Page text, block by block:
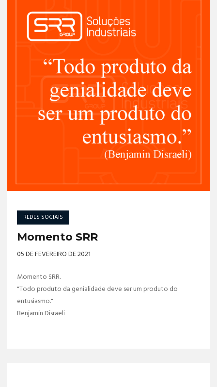
REDES SOCIAIS
Momento SRR
05 DE FEVEREIRO DE 2021
Momento SRR.
"Todo produto da genialidade deve ser um produto do
entusiasmo."
Benjamin Disraeli